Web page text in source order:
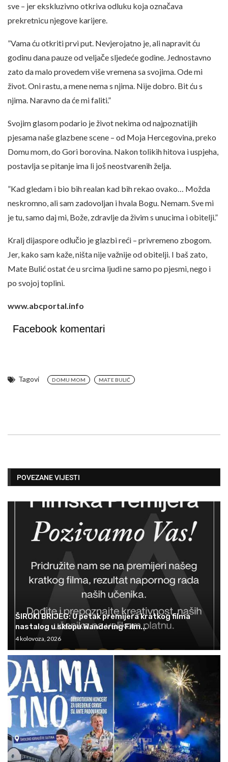
sve – jer ekskluzivno otkriva odluku koja označava
prekretnicu njegove karijere.
”Vama ću otkriti prvi put. Nevjerojatno je, ali napravit ću
godinu dana pauze od veljače sljedeće godine. Jednostavno
zato da malo provedem više vremena sa svojima. Ode mi
život. Oni rastu, a mene nema s njima. Nije dobro. Bit ću s
njima. Naravno da će mi faliti.”
Svojim glasom podario je život nekima od najpoznatijih
pjesama naše glazbene scene – od Moja Hercegovina, preko
Domu mom, do Gori borovina. Nakon tolikih hitova i uspjeha,
postavlja se pitanje ima li još neostvarenih želja.
”Kad gledam i bio bih realan kad bih rekao ovako… Možda
neskromno, ali sam zadovoljan i hvala Bogu. Nemam. Sve mi
je tu, samo daj mi, Bože, zdravlje da živim s unucima i obitelji.”
Kralj dijaspore odlučio je glazbi reći – privremeno zbogom.
Jer, kako sam kaže, ništa nije važnije od obitelji. I baš zato,
Mate Bulić ostat će u srcima ljudi ne samo po pjesmi, nego i
po svojoj toplini.
www.abcportal.info
Facebook komentari
Tagovi DOMU MOM MATE BULIĆ
POVEZANE VIJESTI
ŠIROKI BRIJEG: U petak premijera kratkog filma
nastalog u sklopu Wandering Film...
4 kolovoza, 2026